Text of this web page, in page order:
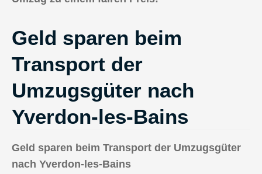
Geld sparen beim
Transport der
Umzugsgüter nach
Yverdon-les-Bains
Geld sparen beim Transport der Umzugsgüter
nach Yverdon-les-Bains